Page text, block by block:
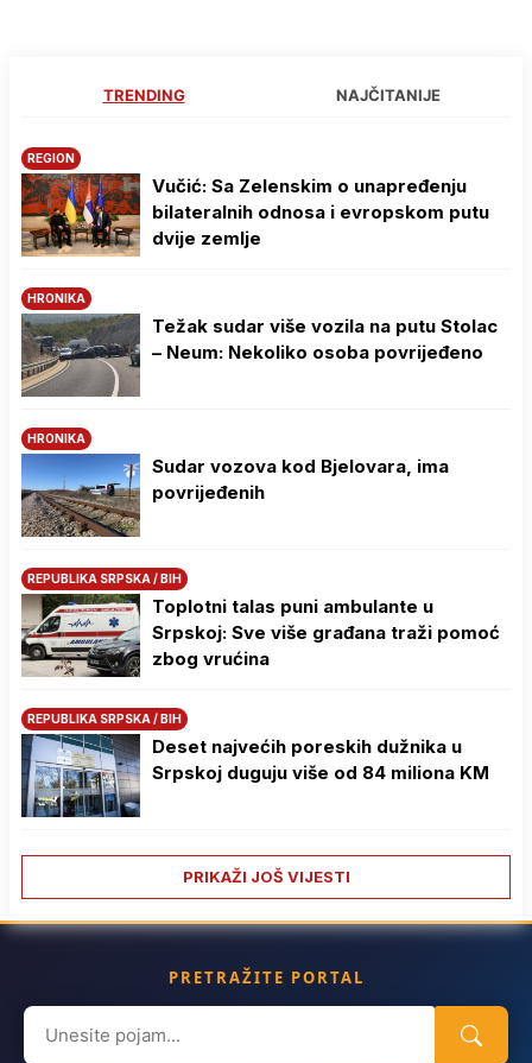
TRENDING NAJČITANIJE
REGION
Vučić: Sa Zelenskim o unapređenju
bilateralnih odnosa i evropskom putu
dvije zemlje
HRONIKA
Težak sudar više vozila na putu Stolac
– Neum: Nekoliko osoba povrijeđeno
HRONIKA
Sudar vozova kod Bjelovara, ima
povrijeđenih
REPUBLIKA SRPSKA / BIH
Toplotni talas puni ambulante u
Srpskoj: Sve više građana traži pomoć
zbog vrućina
REPUBLIKA SRPSKA / BIH
Deset najvećih poreskih dužnika u
Srpskoj duguju više od 84 miliona KM
PRIKAŽI JOŠ VIJESTI
PRETRAŽITE PORTAL
Search
for: